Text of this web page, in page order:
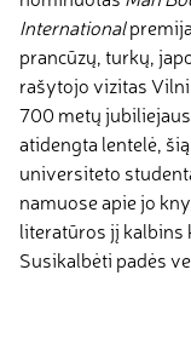
International
prancūzų, turkų,
rašytojo vizitas
700 metų
atidengta lentelė,
universiteto
namuose apie jo
literatūros jį
Susikalbėti padės